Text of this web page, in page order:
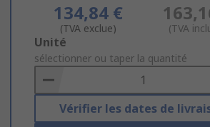
134,84 €
(TVA exclue) (TVA
Add
to
Basket
Unité
sélectionner ou taper la quantité
Vérifier les dates de